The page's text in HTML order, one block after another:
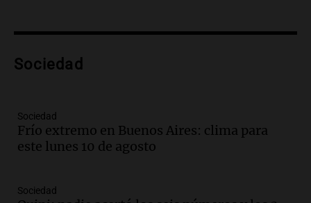
Episodios
investigación internacional sobre asma
Episodios
Audio.Suspenden descuento en SUBE y
aumentan tarifas del SUBTE en Buenos
Episodios
Sociedad
Sociedad
Frío extremo en Buenos Aires: clima para
este lunes 10 de agosto
Sociedad